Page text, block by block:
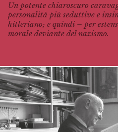
Un potente chiaroscuro
personalità più seduttive e
hitleriano; e quindi – per
morale deviante del nazismo.